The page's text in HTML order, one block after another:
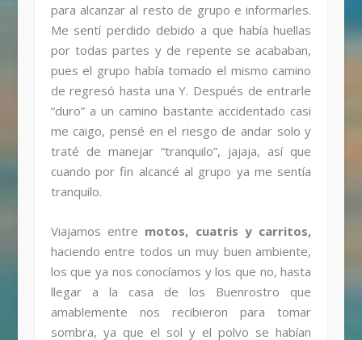
para alcanzar al resto de grupo e informarles.
Me sentí perdido debido a que había huellas
por todas partes y de repente se acababan,
pues el grupo había tomado el mismo camino
de regresó hasta una Y. Después de entrarle
“duro” a un camino bastante accidentado casi
me caigo, pensé en el riesgo de andar solo y
traté de manejar “tranquilo”, jajaja, así que
cuando por fin alcancé al grupo ya me sentía
tranquilo.
Viajamos entre motos, cuatris y carritos,
haciendo entre todos un muy buen ambiente,
los que ya nos conocíamos y los que no, hasta
llegar a la casa de los Buenrostro que
amablemente nos recibieron para tomar
sombra, ya que el sol y el polvo se habían